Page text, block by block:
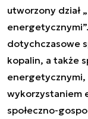
utworzony dział
dotychczasowe
kopalin, a także
energetycznymi,
wykorzystaniem
społeczno-